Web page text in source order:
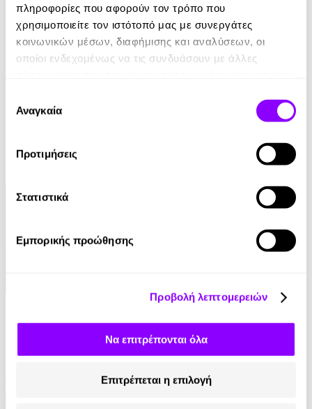
πληροφορίες που αφορούν τον τρόπο που
χρησιμοποιείτε τον ιστότοπό μας με συνεργάτες
κοινωνικών μέσων, διαφήμισης και αναλύσεων, οι
οποίοι ενδεχομένως να τις συνδυάσουν με άλλες
των υπηρεσιών τους.
συγκατάθεσης
Αναγκαία
Προτιμήσεις
Στατιστικά
Εμπορικής προώθησης
Προβολή λεπτομερειών
Να επιτρέπονται όλα
Επιτρέπεται η επιλογή
Στο Σπίτι Της
Yael Van Der Wouden
Ο Τελευταίος των Μοϊκανών
James Fenimore Cooper